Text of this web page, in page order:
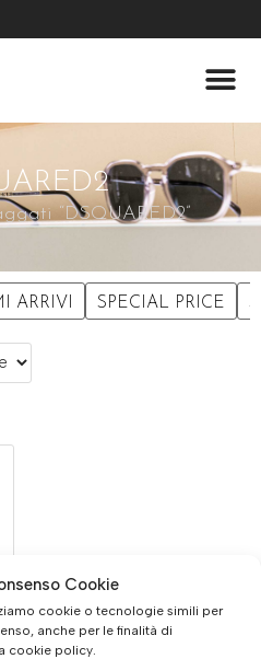
Cookie
cookie o tecnologie simili per
anche per le finalità di
cookie policy.
“DSQUARED2”
ARRIVI SPECIAL PRICE